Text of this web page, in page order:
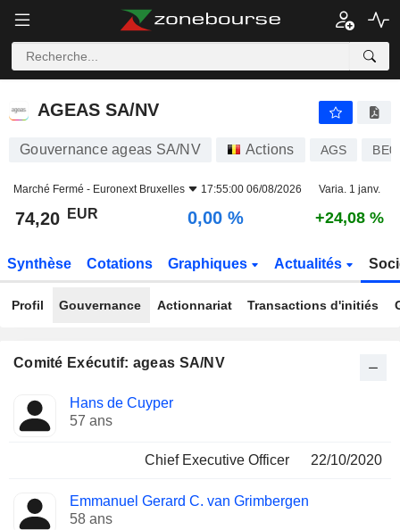
AGEAS SA/NV
AGEAS SA/NV
Gouvernance ageas SA/NV Actions AGS
Marché Fermé - Euronext Bruxelles 17:55:00 06/08/2026 Varia. 1 janv.
74,20 EUR 0,00 % +24,08 %
Synthèse Cotations Graphiques Actualités
Profil Gouvernance Actionnariat Transactions d'initiés
Comité Exécutif: ageas SA/NV
Dirigeant
Fonctions
occupées
Hans de Cuyper
57 ans
Chief Executive Officer 22/10/2020
Emmanuel Gerard C. van Grimbergen
58 ans